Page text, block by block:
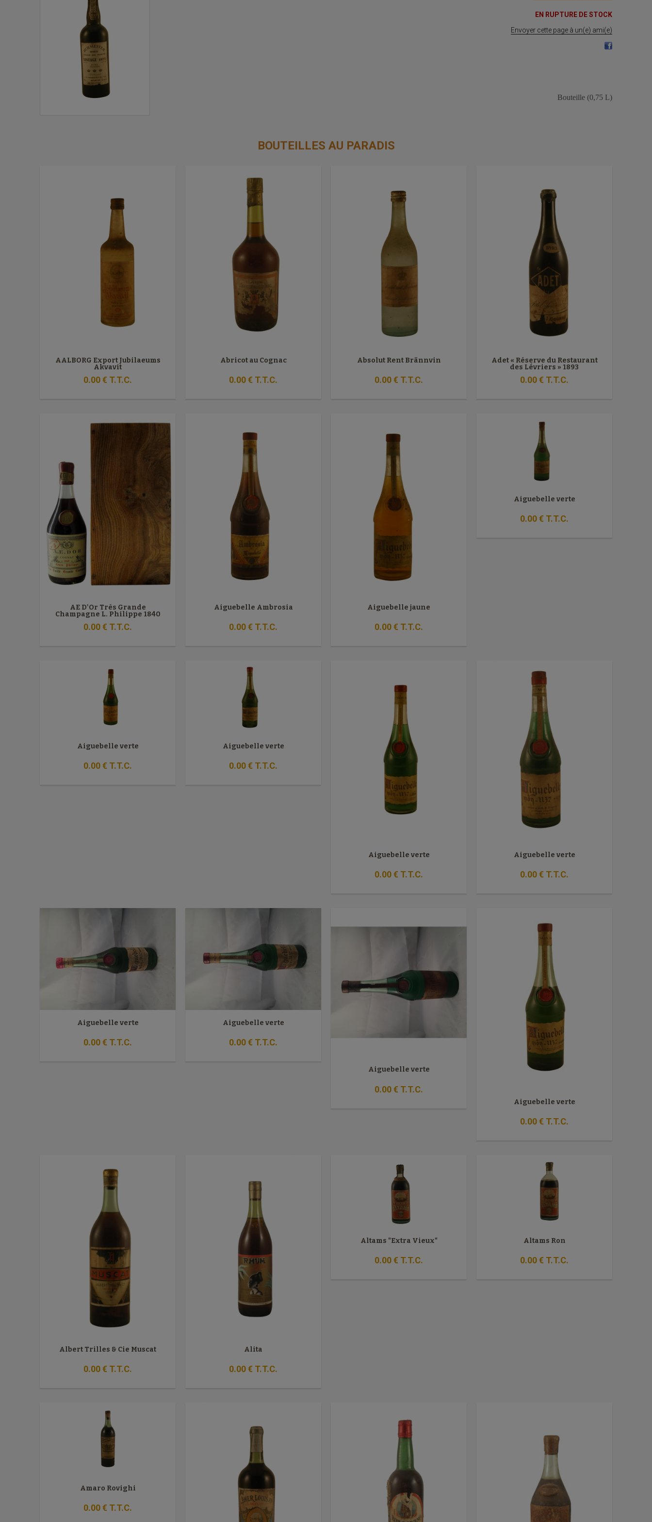
EN RUPTURE DE STOCK
Envoyer cette page à un(e) ami(e)
Bouteille (0,75 L)
BOUTEILLES AU PARADIS
AALBORG Export Jubilaeums
Akvavit
0.00€ T.T.C.
Abricot au Cognac
0.00€ T.T.C.
Absolut Rent Brännvin
0.00€ T.T.C.
Adet « Réserve du Restaurant
des Lévriers » 1893
0.00€ T.T.C.
AE D'Or Très Grande
Champagne L. Philippe 1840
0.00€ T.T.C.
Aiguebelle Ambrosia
0.00€ T.T.C.
Aiguebelle jaune
0.00€ T.T.C.
Aiguebelle verte
0.00€ T.T.C.
Aiguebelle verte
0.00€ T.T.C.
Aiguebelle verte
0.00€ T.T.C.
Aiguebelle verte
0.00€ T.T.C.
Aiguebelle verte
0.00€ T.T.C.
Aiguebelle verte
0.00€ T.T.C.
Aiguebelle verte
0.00€ T.T.C.
Aiguebelle verte
0.00€ T.T.C.
Aiguebelle verte
0.00€ T.T.C.
Albert Trilles & Cie Muscat
0.00€ T.T.C.
Alita
0.00€ T.T.C.
Altams "Extra Vieux"
0.00€ T.T.C.
Altams Ron
0.00€ T.T.C.
Amaro Rovighi
0.00€ T.T.C.